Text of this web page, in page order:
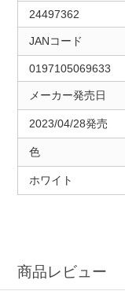
24497362
JANコード
0197105069633
メーカー発売日
2023/04/28発売
色
ホワイト
商品レビュー